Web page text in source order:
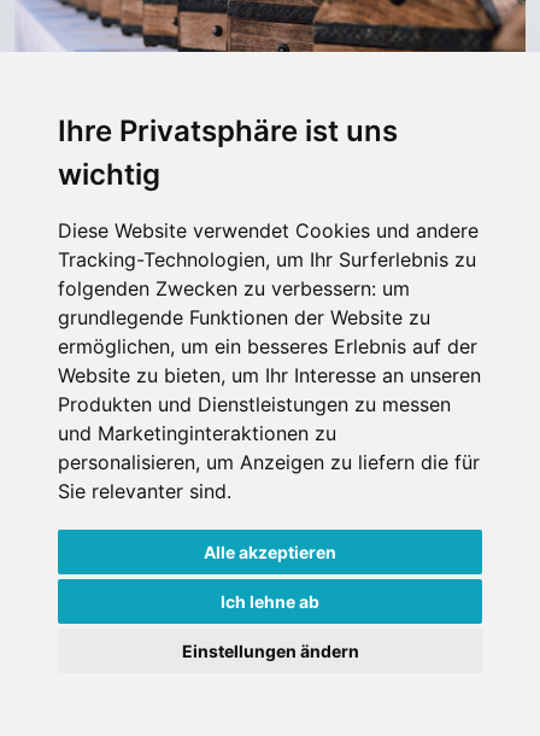
Ihre Privatsphäre ist uns
wichtig
Diese Website verwendet Cookies und andere
Tracking-Technologien, um Ihr Surferlebnis zu
folgenden Zwecken zu verbessern: um
grundlegende Funktionen der Website zu
ermöglichen, um ein besseres Erlebnis auf der
Website zu bieten, um Ihr Interesse an unseren
Produkten und Dienstleistungen zu messen
und Marketinginteraktionen zu
personalisieren, um Anzeigen zu liefern die für
Sie relevanter sind.
Alle akzeptieren
Ich lehne ab
Einstellungen ändern
Die größte Schatzsuche im Schnee:
Gamsleiten Kriterium Obertauern
24.03.2026
Die größte Schatzsuche im Schnee ist zurück und findet
vom 16. bis 19. April 2026 statt.
10.04. - 19.04.2026
Österreich
#Aus den Skigebieten#Events
Presse